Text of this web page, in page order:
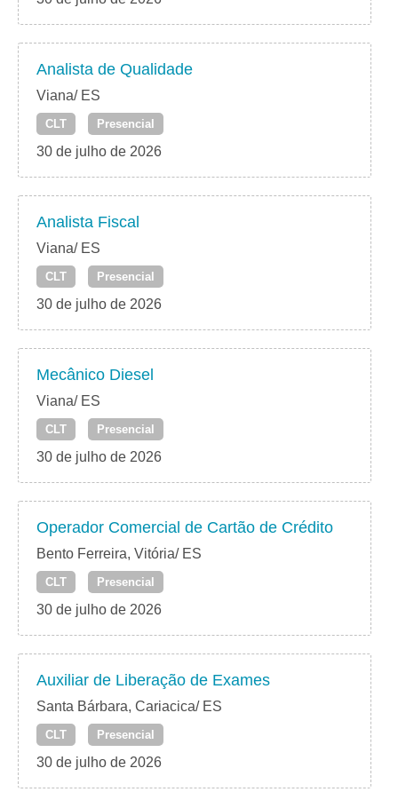
Analista de Qualidade
Viana/ ES
CLT Presencial
30 de julho de 2026
Analista Fiscal
Viana/ ES
CLT Presencial
30 de julho de 2026
Mecânico Diesel
Viana/ ES
CLT Presencial
30 de julho de 2026
Operador Comercial de Cartão de Crédito
Bento Ferreira, Vitória/ ES
CLT Presencial
30 de julho de 2026
Auxiliar de Liberação de Exames
Santa Bárbara, Cariacica/ ES
CLT Presencial
30 de julho de 2026